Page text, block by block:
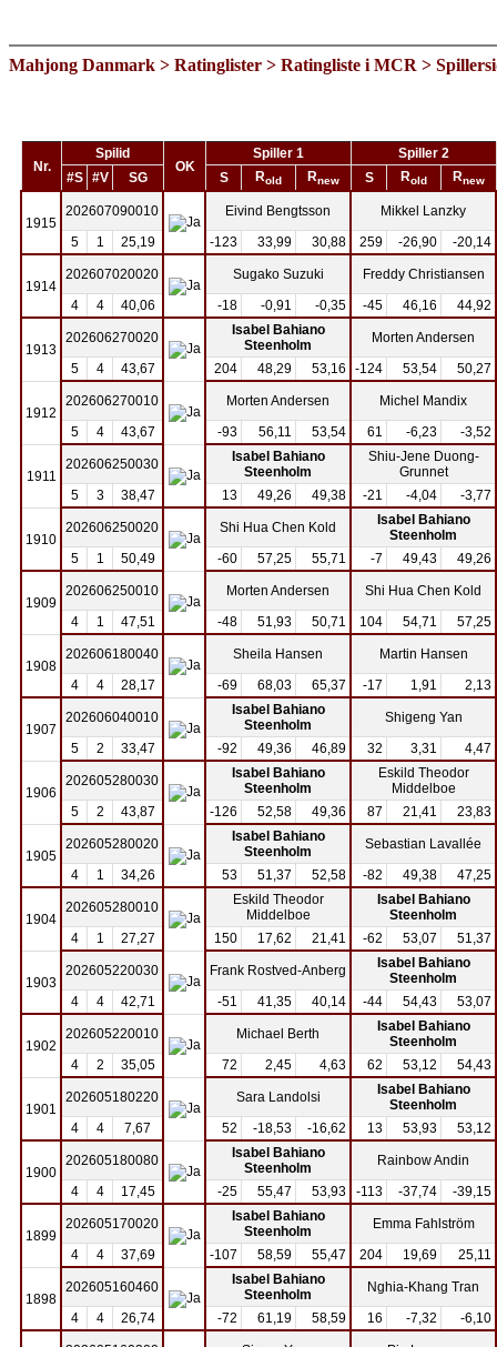
Mahjong Danmark > Ratinglister > Ratingliste i MCR >
Nr.
Spilid
OK
Spiller 1
Spiller 2
#S
#V SG S Rold Rnew S Rold Rnew
1915
202607090010 Eivind Bengtsson
Mikkel Lanzky
5
1 25,19 -123 33,99 30,88 259 -26,90 -20,14
1914
202607020020 Sugako Suzuki
Freddy Christiansen
4
4 40,06 -18 -0,91 -0,35 -45 46,16 44,92
1913
202606270020
Isabel Bahiano
Steenholm
Morten Andersen
5
4 43,67 204 48,29 53,16 -124 53,54 50,27
1912
202606270010 Morten Andersen
Michel Mandix
5
4 43,67 -93 56,11 53,54 61 -6,23 -3,52
1911
202606250030
Isabel Bahiano
Steenholm
Shiu-Jene Duong-
Grunnet
5
3 38,47 13 49,26 49,38 -21 -4,04 -3,77
1910
202606250020 Shi Hua Chen Kold
Isabel Bahiano
Steenholm
5
1 50,49 -60 57,25 55,71 -7 49,43 49,26
1909
202606250010 Morten Andersen
Shi Hua Chen Kold
4
1 47,51 -48 51,93 50,71 104 54,71 57,25
1908
202606180040 Sheila Hansen
Martin Hansen
4
4 28,17 -69 68,03 65,37 -17 1,91 2,13
1907
202606040010
Isabel Bahiano
Steenholm
Shigeng Yan
5
2 33,47 -92 49,36 46,89 32 3,31 4,47
1906
202605280030
Isabel Bahiano
Steenholm
Eskild Theodor
Middelboe
5
2 43,87 -126 52,58 49,36 87 21,41 23,83
1905
202605280020
Isabel Bahiano
Steenholm
Sebastian Lavallée
4
1 34,26 53 51,37 52,58 -82 49,38 47,25
1904
202605280010
Eskild Theodor
Middelboe
Isabel Bahiano
Steenholm
4
1 27,27 150 17,62 21,41 -62 53,07 51,37
1903
202605220030 Frank Rostved-Anberg
Isabel Bahiano
Steenholm
4
4 42,71 -51 41,35 40,14 -44 54,43 53,07
1902
202605220010 Michael Berth
Isabel Bahiano
Steenholm
4
2 35,05 72 2,45 4,63 62 53,12 54,43
1901
202605180220 Sara Landolsi
Isabel Bahiano
Steenholm
4
4 7,67 52 -18,53 -16,62 13 53,93 53,12
1900
202605180080
Isabel Bahiano
Steenholm
Rainbow Andin
4
4 17,45 -25 55,47 53,93 -113 -37,74 -39,15
1899
202605170020
Isabel Bahiano
Steenholm
Emma Fahlström
4
4 37,69 -107 58,59 55,47 204 19,69 25,11
1898
202605160460
Isabel Bahiano
Steenholm
Nghia-Khang Tran
4
4 26,74 -72 61,19 58,59 16 -7,32 -6,10